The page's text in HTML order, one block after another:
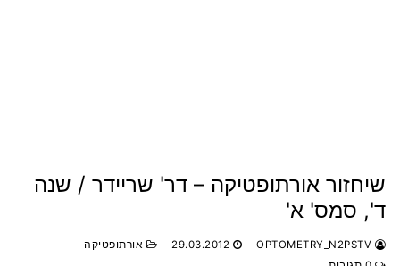
שיחזור אורתופטיקה – דר' שריידר / שנה
ד', סמס' א'
29.03.2012
אורתופטיקה